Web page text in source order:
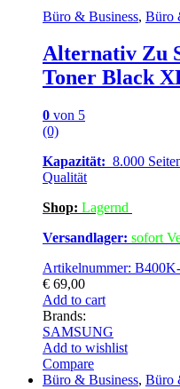
Büro & Business, Büro
Alternativ Zu
Toner Black
0 von 5
(0)
Kapazität: 8.000
Qualität
Shop: Lagernd
Versandlager: sofort
Artikelnummer:
€ 69,00
Add to cart
Brands:
SAMSUNG
Add to wishlist
Compare
Büro & Business, Büro